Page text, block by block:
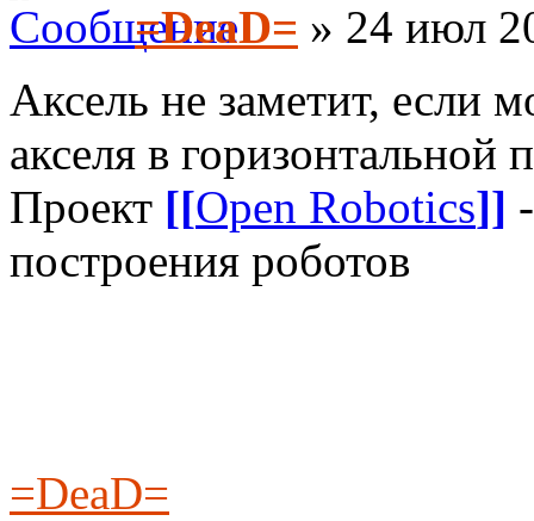
=DeaD= » 24 июл
Аксель не заметит, если
акселя в горизонтальной
Проект [[Open Robotics]]
построения роботов
=DeaD=